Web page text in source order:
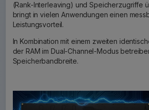
(Rank-Interleaving) und Speicherzugriffe
bringt in vielen Anwendungen einen
Leistungsvorteil.
In Kombination mit einem zweiten
der RAM im Dual-Channel-Modus
Speicherbandbreite.